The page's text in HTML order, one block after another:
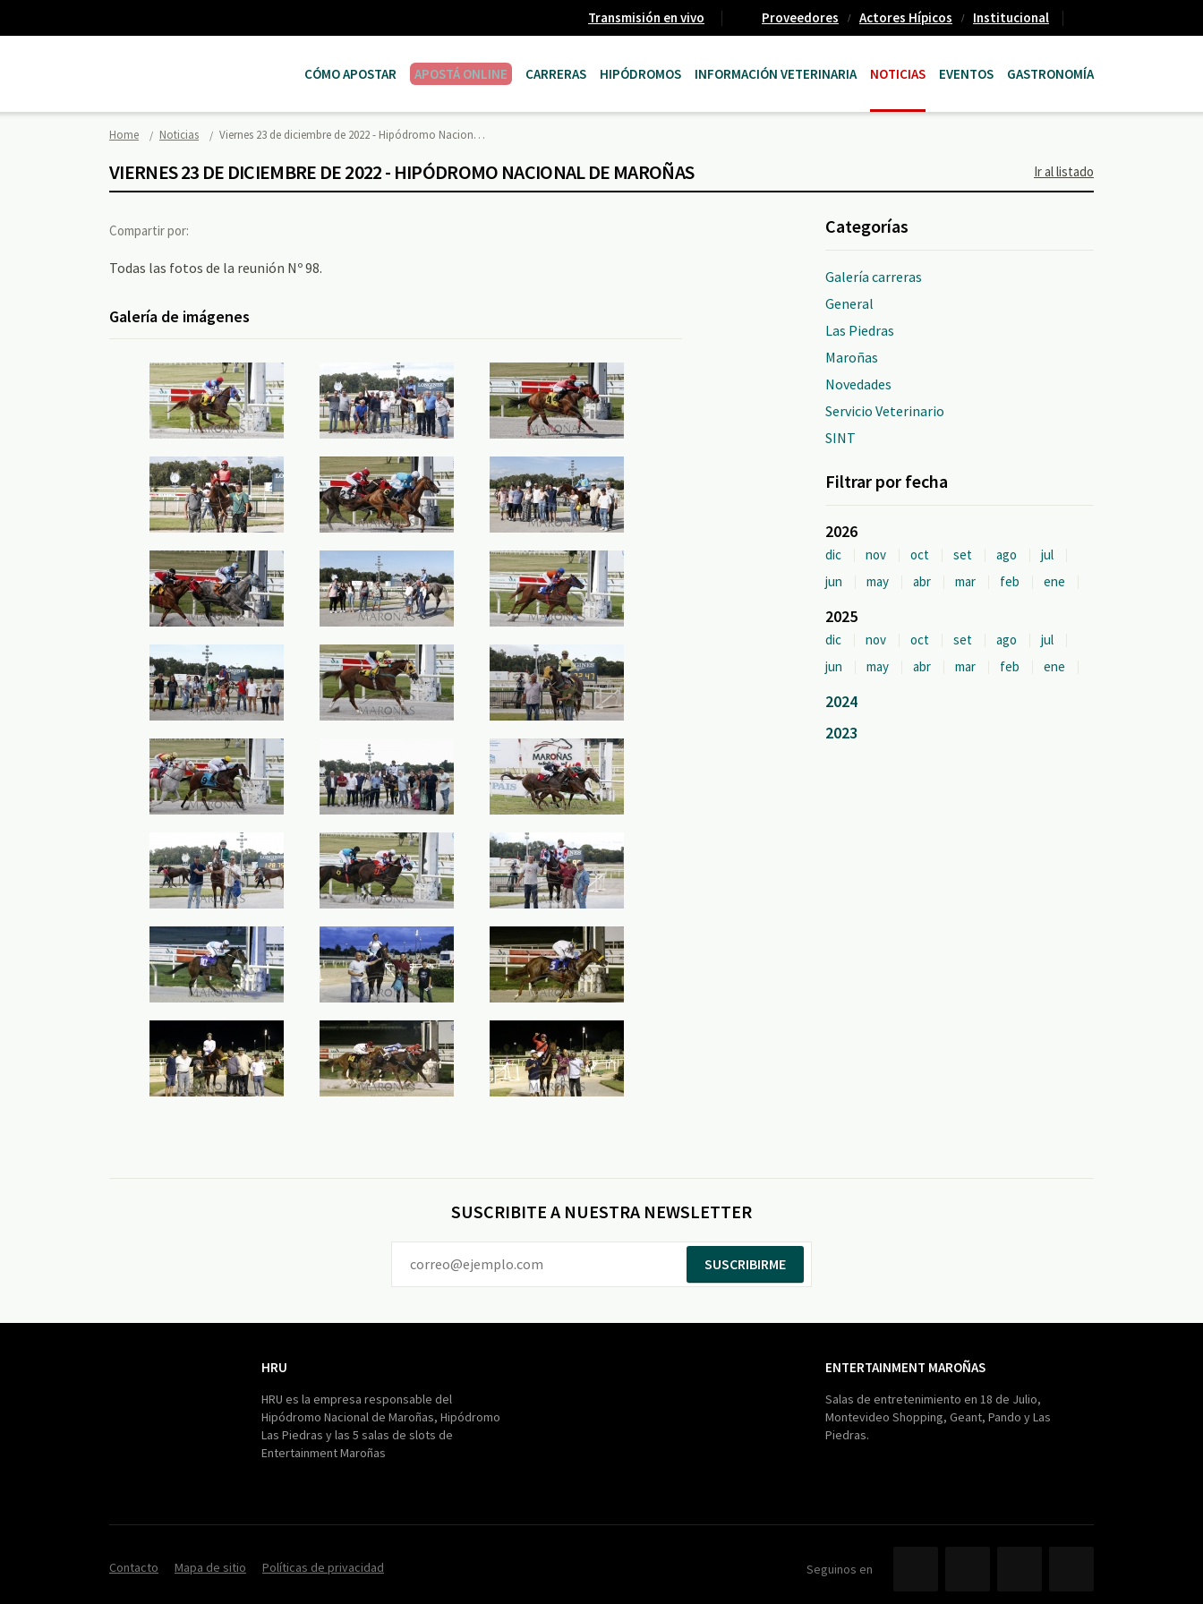
Transmisión en vivo Proveedores Actores Hípicos Institucional
CÓMO APOSTAR APOSTÁ ONLINE CARRERAS HIPÓDROMOS INFORMACIÓN VETERINARIA NOTICIAS EVENTOS GASTRONOMÍA
Home Noticias Viernes 23 de diciembre de 2022 - Hipódromo Nacion…
VIERNES 23 DE DICIEMBRE DE 2022 - HIPÓDROMO NACIONAL DE MAROÑAS Ir al listado
Compartir por:
Todas las fotos de la reunión Nº 98.
Galería de imágenes
Categorías
Galería carreras
General
Las Piedras
Maroñas
Novedades
Servicio Veterinario
SINT
Filtrar por fecha
2026
dic nov oct set ago
jul
jun
may abr mar feb ene
2025
dic nov oct set ago
jul
jun
may abr mar feb ene
2024
2023
SUSCRIBITE A NUESTRA NEWSLETTER
SUSCRIBIRME
HRU
HRU es la empresa responsable del
Hipódromo Nacional de Maroñas, Hipódromo
Las Piedras y las 5 salas de slots de
Entertainment Maroñas
ENTERTAINMENT MAROÑAS
Salas de entretenimiento en 18 de Julio,
Montevideo Shopping, Geant, Pando y Las
Piedras.
Contacto Mapa de sitio Políticas de privacidad Seguinos en